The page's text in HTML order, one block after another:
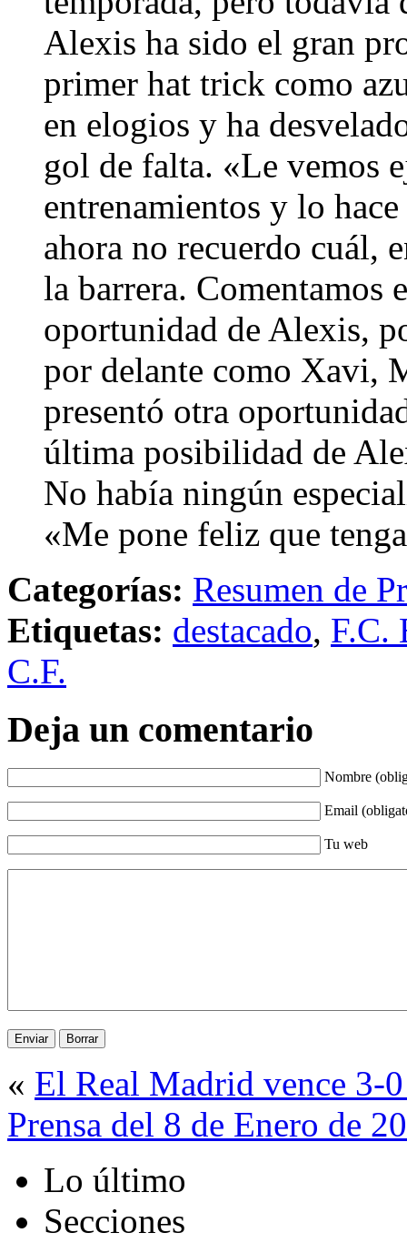
Alexis ha sido el gran
primer hat trick como
en elogios y ha
gol de falta. «Le vemos
entrenamientos y lo
ahora no recuerdo cuál,
la barrera.
oportunidad de Alexis,
por delante como Xavi,
presentó otra
última posibilidad de
No había ningún
«Me pone feliz que
Categorías: Resumen de
Etiquetas: destacado, F.C.
C.F.
Deja un comentario
Nombre
Email
Tu web
« El Real Madrid vence 3-
Prensa del 8 de Enero de
Lo último
Secciones